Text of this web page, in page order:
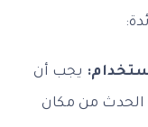
يجب أن
الحدث من مكان